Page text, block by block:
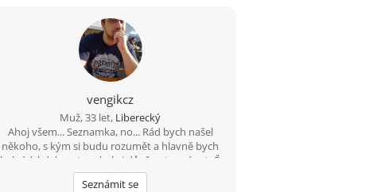
vengikcz
Muž, 33 let, Liberecký
Ahoj všem... Seznamka, no... Rád bych našel
někoho, s kým si budu rozumět a hlavně bych
byl rád, kdyby v tom byla i důvěra, tu mám teĎ
podkopanou asi nejvíce... :)
Seznámit se